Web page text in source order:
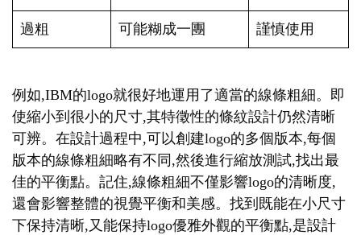
過粗 可能糊成一團 謹慎使用
例如,IBM的logo就很好地運用了適當的線條粗細。即
使縮小到很小的尺寸,其特徵性的條紋設計仍然清晰
可辨。在設計過程中,可以創建logo的多個版本,每個
版本的線條粗細略有不同,然後進行縮放測試,找出最
佳的平衡點。記住,線條粗細不僅影響logo的清晰度,
還會影響整體的視覺平衡和美感。找到既能在小尺寸
下保持清晰,又能保持logo優雅外觀的平衡點,是設計